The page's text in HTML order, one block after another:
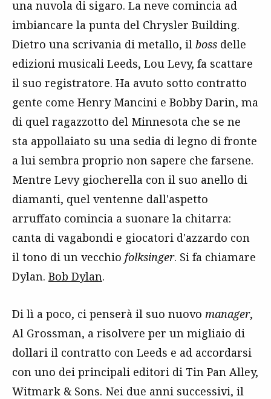
una nuvola di sigaro. La neve comincia ad
imbiancare la punta del Chrysler Building.
Dietro una scrivania di metallo, il boss delle
edizioni musicali Leeds, Lou Levy, fa scattare
il suo registratore. Ha avuto sotto contratto
gente come Henry Mancini e Bobby Darin, ma
di quel ragazzotto del Minnesota che se ne
sta appollaiato su una sedia di legno di fronte
a lui sembra proprio non sapere che farsene.
Mentre Levy giocherella con il suo anello di
diamanti, quel ventenne dall'aspetto
arruffato comincia a suonare la chitarra:
canta di vagabondi e giocatori d'azzardo con
il tono di un vecchio folksinger. Si fa chiamare
Dylan. Bob Dylan.
Di lì a poco, ci penserà il suo nuovo manager,
Al Grossman, a risolvere per un migliaio di
dollari il contratto con Leeds e ad accordarsi
con uno dei principali editori di Tin Pan Alley,
Witmark & Sons. Nei due anni successivi, il